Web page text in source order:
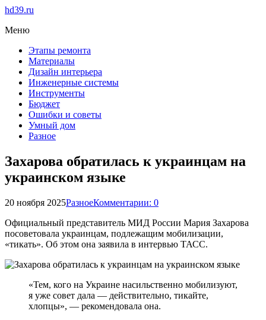
hd39.ru
Меню
Этапы ремонта
Материалы
Дизайн интерьера
Инженерные системы
Инструменты
Бюджет
Ошибки и советы
Умный дом
Разное
Захарова обратилась к украинцам на
украинском языке
20 ноября 2025РазноеКомментарии: 0
Официальный представитель МИД России Мария Захарова
посоветовала украинцам, подлежащим мобилизации,
«тикать». Об этом она заявила в интервью ТАСС.
«Тем, кого на Украине насильственно мобилизуют,
я уже совет дала — действительно, тикайте,
хлопцы», — рекомендовала она.